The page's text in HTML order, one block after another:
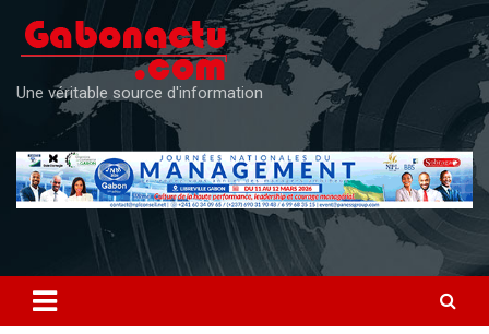
content
Une véritable source d'information